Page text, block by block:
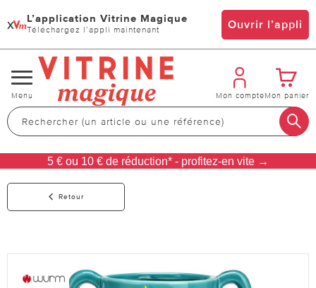
x L’application Vitrine Magique
Téléchargez l’appli maintenant Ouvrir l’appli
Changer
de
navigation
Menu Mon compteMon panier
5 € ou 10 € de réduction* - profitez-en vite →
Retour